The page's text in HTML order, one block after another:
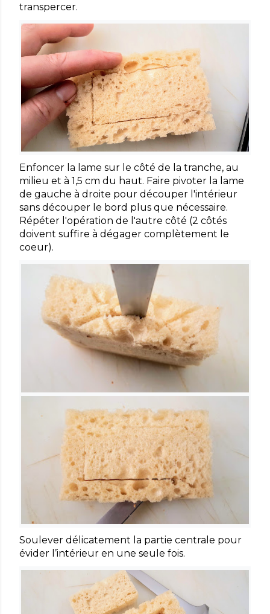
transpercer.
Enfoncer la lame sur le côté de la tranche, au
milieu et à 1,5 cm du haut. Faire pivoter la lame
de gauche à droite pour découper l'intérieur
sans découper le bord plus que nécessaire.
Répéter l'opération de l'autre côté (2 côtés
doivent suffire à dégager complètement le
coeur).
Soulever délicatement la partie centrale pour
évider l’intérieur en une seule fois.